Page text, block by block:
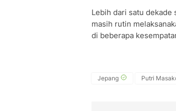
Lebih dari satu dekade
masih rutin
di beberapa
Jepang Putri